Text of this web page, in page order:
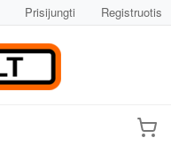
Prisijungti Registruotis